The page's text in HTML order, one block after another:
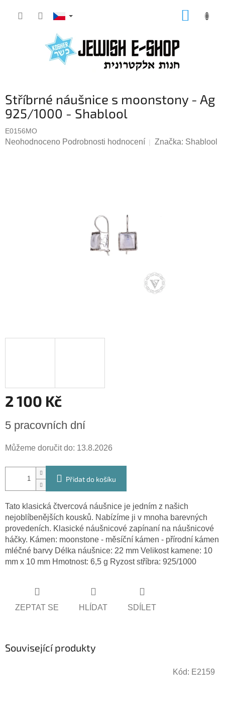
Stříbrné náušnice s moonstony - Ag
925/1000 - Shablool
E0156MO
Průměrné
Neohodnoceno Podrobnosti hodnocení Značka: Shablool
2 100 Kč
cena:
5 pracovních dní
Můžeme doručit do: 13.8.2026
Přidat do košíku
Tato klasická čtvercová náušnice je jedním z našich
nejoblíbenějších kousků. Nabízíme ji v mnoha barevných
provedeních. Klasické náušnicové zapínaní na náušnicové
háčky. Kámen: moonstone - měsíční kámen - přírodní kámen
mléčné barvy Délka náušnice: 22 mm Velikost kamene: 10
mm x 10 mm Hmotnost: 6,5 g Ryzost stříbra: 925/1000
ZEPTAT SE HLÍDAT SDÍLET
Související produkty
Kód: E2159